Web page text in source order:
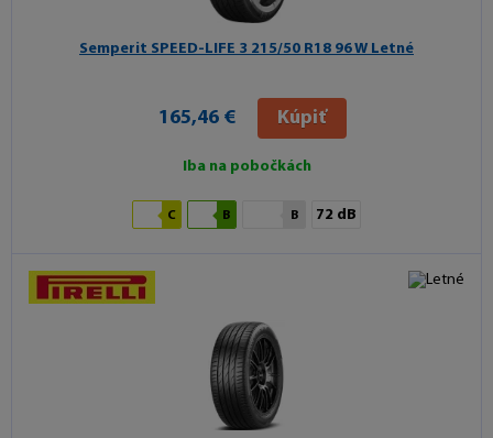
Semperit SPEED-LIFE 3 215/50 R18 96 W Letné
165,46 € Kúpiť
Iba na pobočkách
C B B 72 dB